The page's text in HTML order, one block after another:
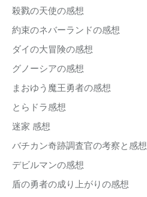
殺戮の天使の感想
約束のネバーランドの感想
ダイの大冒険の感想
グノーシアの感想
まおゆう魔王勇者の感想
とらドラ感想
迷家 感想
バチカン奇跡調査官の考察と感想
デビルマンの感想
盾の勇者の成り上がりの感想